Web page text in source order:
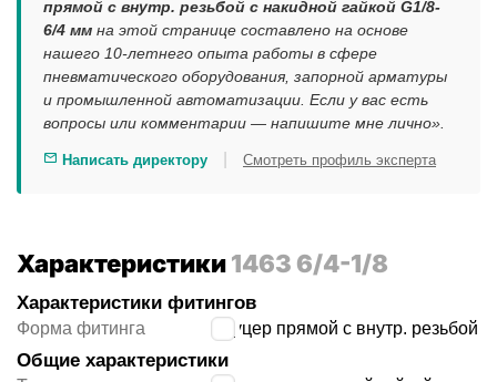
прямой с внутр. резьбой с накидной гайкой G1/8-
6/4 мм на этой странице составлено на основе
нашего 10-летнего опыта работы в сфере
пневматического оборудования, запорной арматуры
и промышленной автоматизации. Если у вас есть
вопросы или комментарии — напишите мне лично».
Написать директору Смотреть профиль эксперта
Характеристики1463 6/4-1/8
Характеристики фитингов
Форма фитинга штуцер прямой с внутр. резьбой
Общие характеристики